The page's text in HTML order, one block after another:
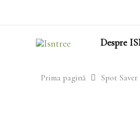
to
Despre
Prima pagină Spot